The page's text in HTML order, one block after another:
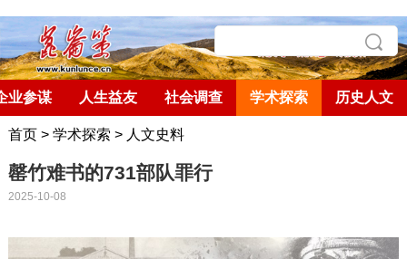
业参谋 人生益友 社会调查 学术探索 历史人文
首页> 学术探索 > 人文史料
罄竹难书的731部队罪行
2025-10-08